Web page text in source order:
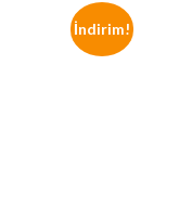
İndirim!